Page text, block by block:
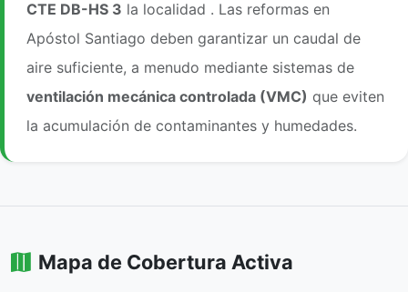
CTE DB-HS 3 la localidad . Las reformas en
Apóstol Santiago deben garantizar un caudal de
aire suficiente, a menudo mediante sistemas de
ventilación mecánica controlada (VMC) que eviten
la acumulación de contaminantes y humedades.
Mapa de Cobertura Activa